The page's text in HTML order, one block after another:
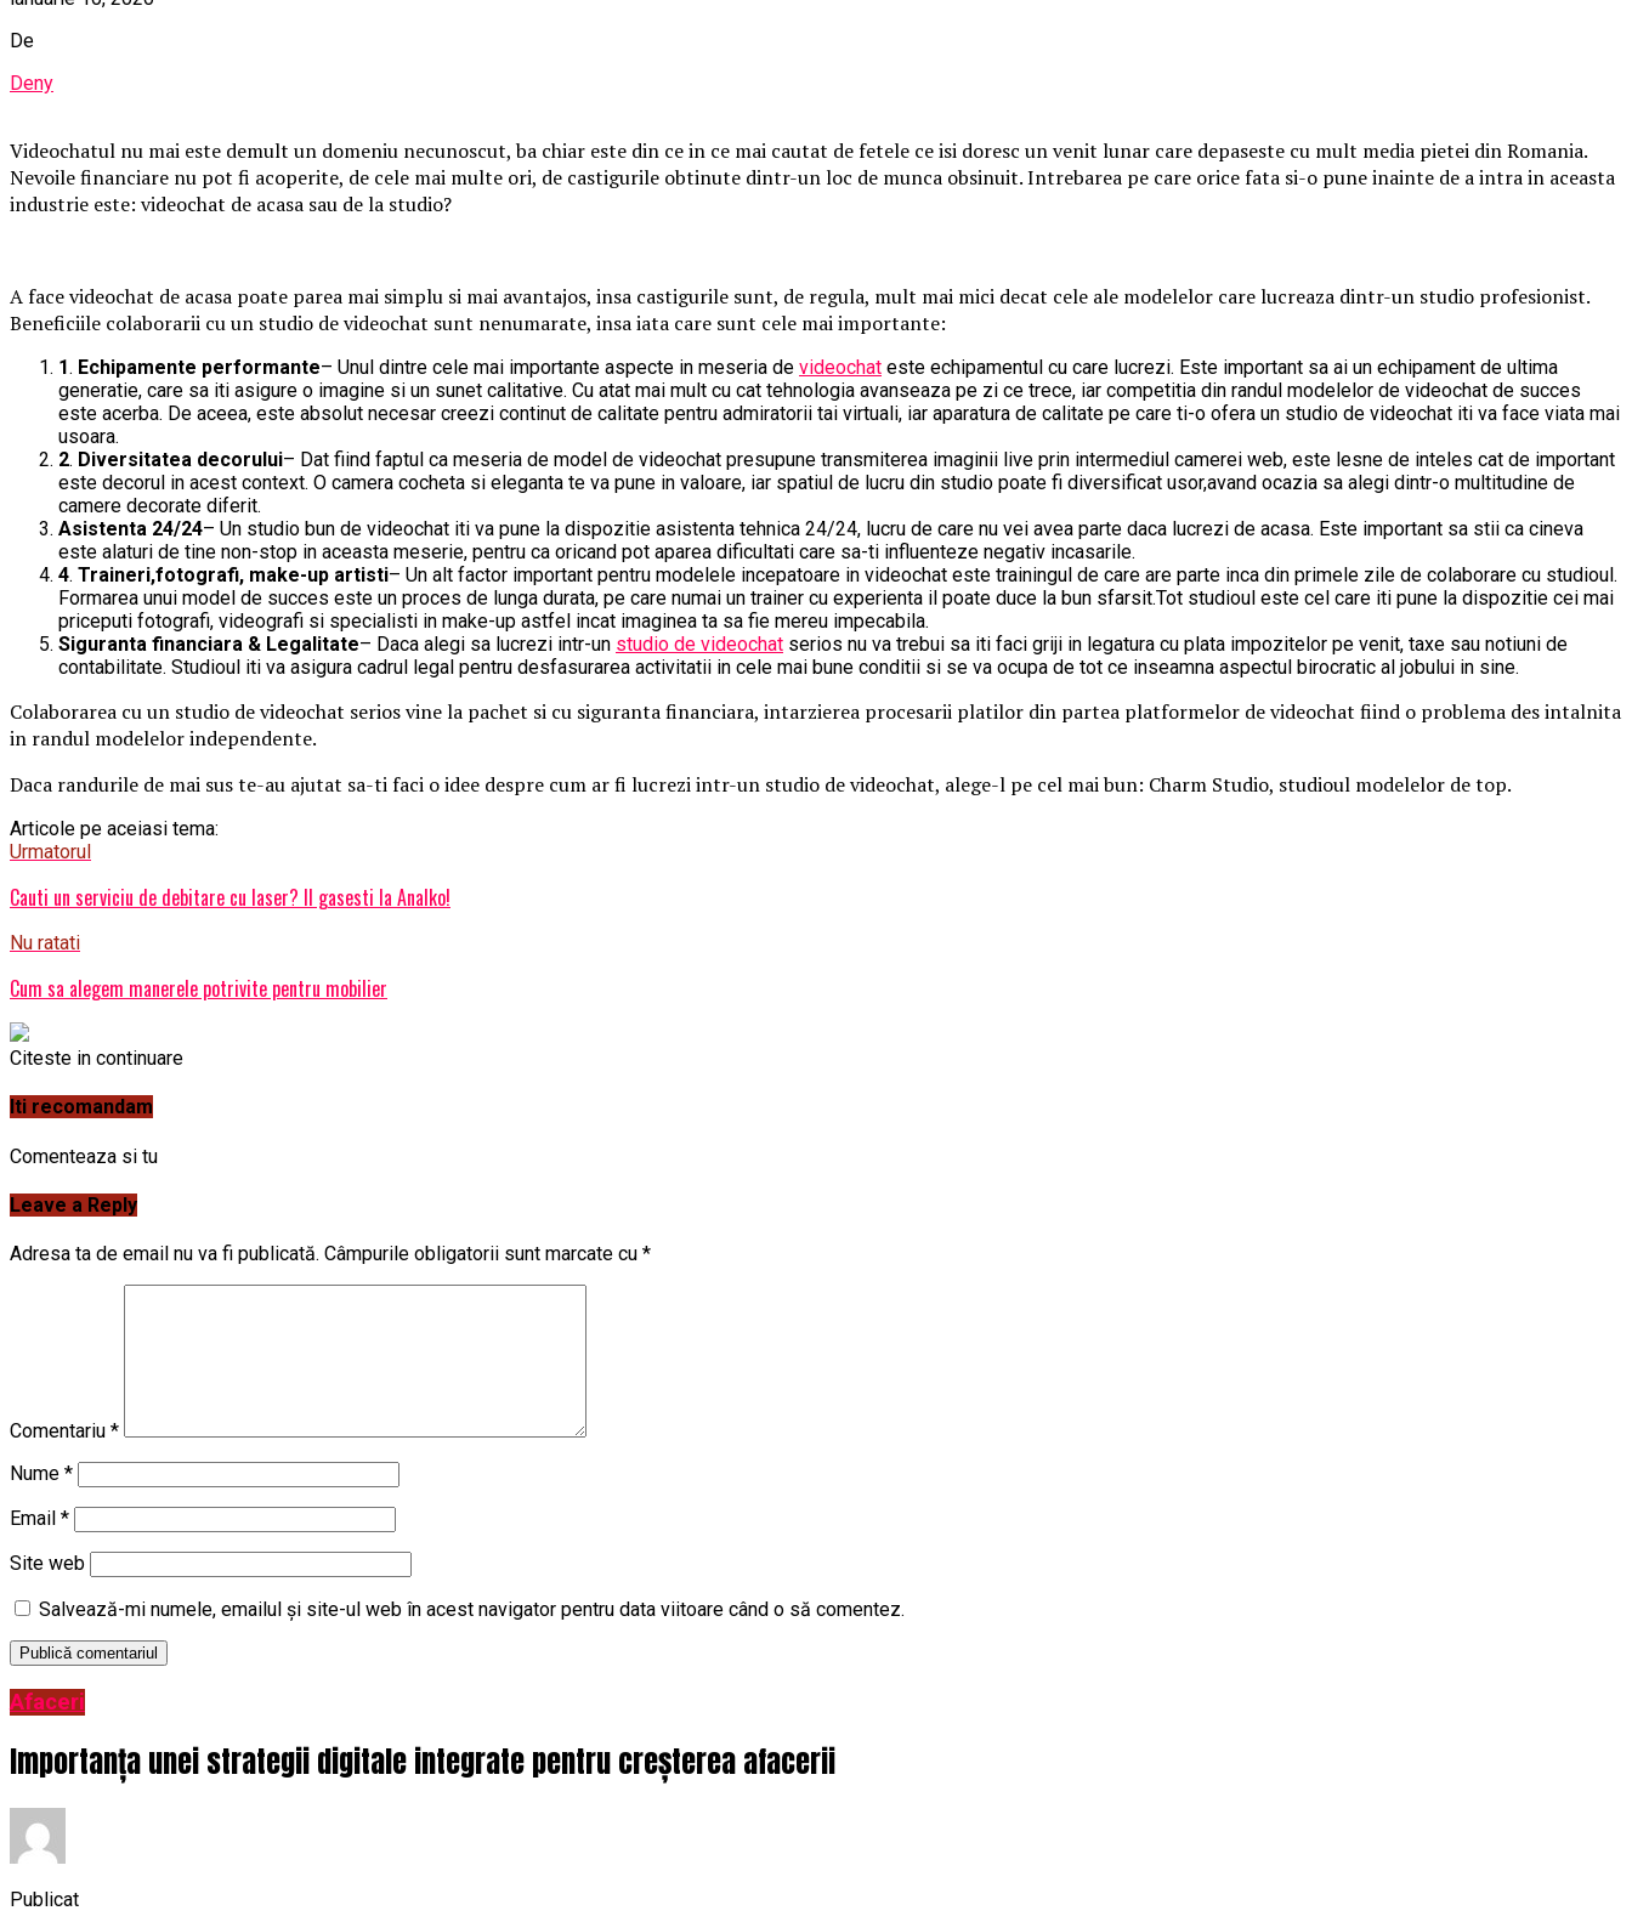
De
Deny
Videochatul nu mai este demult un domeniu necunoscut, ba chiar este din ce in ce mai cautat de fetele ce isi doresc un venit lunar care depaseste cu mult media pietei din Romania.
Nevoile financiare nu pot fi acoperite, de cele mai multe ori, de castigurile obtinute dintr-un loc de munca obsinuit. Intrebarea pe care orice fata si-o pune inainte de a intra in aceasta
industrie este: videochat de acasa sau de la studio?
A face videochat de acasa poate parea mai simplu si mai avantajos, insa castigurile sunt, de regula, mult mai mici decat cele ale modelelor care lucreaza dintr-un studio profesionist.
Beneficiile colaborarii cu un studio de videochat sunt nenumarate, insa iata care sunt cele mai importante:
1. Echipamente performante– Unul dintre cele mai importante aspecte in meseria de videochat este echipamentul cu care lucrezi. Este important sa ai un echipament de ultima
generatie, care sa iti asigure o imagine si un sunet calitative. Cu atat mai mult cu cat tehnologia avanseaza pe zi ce trece, iar competitia din randul modelelor de videochat de succes
este acerba. De aceea, este absolut necesar creezi continut de calitate pentru admiratorii tai virtuali, iar aparatura de calitate pe care ti-o ofera un studio de videochat iti va face viata mai
usoara.
2. Diversitatea decorului– Dat fiind faptul ca meseria de model de videochat presupune transmiterea imaginii live prin intermediul camerei web, este lesne de inteles cat de important
este decorul in acest context. O camera cocheta si eleganta te va pune in valoare, iar spatiul de lucru din studio poate fi diversificat usor,avand ocazia sa alegi dintr-o multitudine de
camere decorate diferit.
Asistenta 24/24– Un studio bun de videochat iti va pune la dispozitie asistenta tehnica 24/24, lucru de care nu vei avea parte daca lucrezi de acasa. Este important sa stii ca cineva
este alaturi de tine non-stop in aceasta meserie, pentru ca oricand pot aparea dificultati care sa-ti influenteze negativ incasarile.
4. Traineri,fotografi, make-up artisti– Un alt factor important pentru modelele incepatoare in videochat este trainingul de care are parte inca din primele zile de colaborare cu studioul.
Formarea unui model de succes este un proces de lunga durata, pe care numai un trainer cu experienta il poate duce la bun sfarsit.Tot studioul este cel care iti pune la dispozitie cei mai
priceputi fotografi, videografi si specialisti in make-up astfel incat imaginea ta sa fie mereu impecabila.
Siguranta financiara & Legalitate– Daca alegi sa lucrezi intr-un studio de videochat serios nu va trebui sa iti faci griji in legatura cu plata impozitelor pe venit, taxe sau notiuni de
contabilitate. Studioul iti va asigura cadrul legal pentru desfasurarea activitatii in cele mai bune conditii si se va ocupa de tot ce inseamna aspectul birocratic al jobului in sine.
Colaborarea cu un studio de videochat serios vine la pachet si cu siguranta financiara, intarzierea procesarii platilor din partea platformelor de videochat fiind o problema des intalnita
in randul modelelor independente.
Daca randurile de mai sus te-au ajutat sa-ti faci o idee despre cum ar fi lucrezi intr-un studio de videochat, alege-l pe cel mai bun: Charm Studio, studioul modelelor de top.
Articole pe aceiasi tema:
Urmatorul
Cauti un serviciu de debitare cu laser? Il gasesti la Analko!
Nu ratati
Cum sa alegem manerele potrivite pentru mobilier
Citeste in continuare
Iti recomandam
Comenteaza si tu
Leave a Reply
Adresa ta de email nu va fi publicată. Câmpurile obligatorii sunt marcate cu *
Comentariu *
Nume *
Email *
Site web
Salvează-mi numele, emailul și site-ul web în acest navigator pentru data viitoare când o să comentez.
Afaceri
Importanța unei strategii digitale integrate pentru creșterea afacerii
Publicat